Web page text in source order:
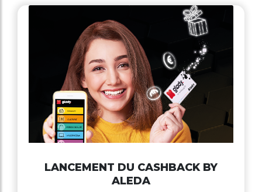
LANCEMENT DU CASHBACK BY
ALEDA